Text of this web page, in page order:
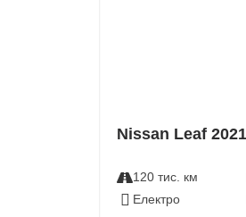
Nissan Leaf 2021
120 тис. км
Електро